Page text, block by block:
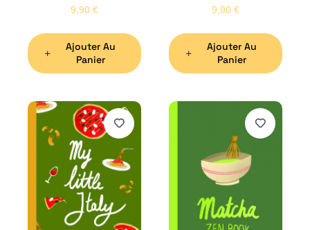
9,90 €
Ajouter Au
Panier
9,90 €
Ajouter Au
Panier